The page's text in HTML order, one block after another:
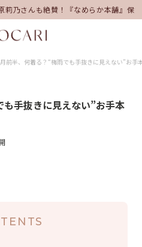
乃さんも絶賛！『なめらか本舗』保湿ラ
前半、何着る？“梅雨でも手抜きに見えない”お手
手抜きに見えない”お手本